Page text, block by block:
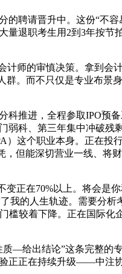
聘请晋升中。这份“不
量退职考生用2到3年按节
计师的审慎决策。拿到
。而不只仅是专业布景
进，全程参取IPO预备
科、第三年集中冲破残
这个职业本身。正在投
但能深切营业一线、将
正在70%以上。将会是
我的人生轨迹。需要分
槛较着下降。正在国际化
—给出结论”这条完整的
正正在持续升级——中注